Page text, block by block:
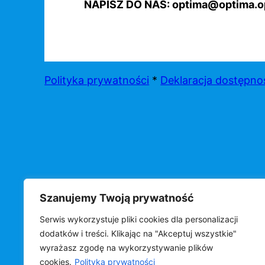
Szanujemy Twoją prywatność
Serwis wykorzystuje pliki cookies dla personalizacji
dodatków i treści. Klikając na "Akceptuj wszystkie"
wyrażasz zgodę na wykorzystywanie plików
cookies. Polityka prywatności
NAPISZ DO NAS:
Polityka prywatności * Deklaracja
©OPTIMA s.c.